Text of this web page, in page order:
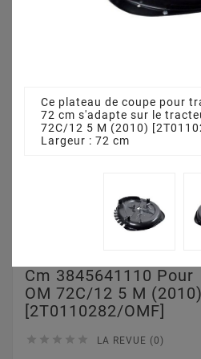
Cm 3845641110 Pour
OM 72C/12 5 M (2010)
[2T0110282/OMF]
     LA REVUE (0)
Ce plateau de coupe pour
72 cm s'adapte sur le
72C/12 5 M (2010)
Largeur : 72 cm